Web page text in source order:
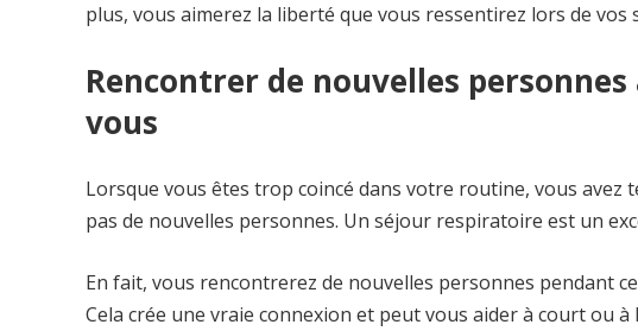
plus, vous aimerez la liberté que vous ressentirez lors de
Rencontrer de nouvelles
vous
Lorsque vous êtes trop coincé dans votre routine, vous
pas de nouvelles personnes. Un séjour respiratoire est un
En fait, vous rencontrerez de nouvelles personnes pendant
Cela crée une vraie connexion et peut vous aider à court ou